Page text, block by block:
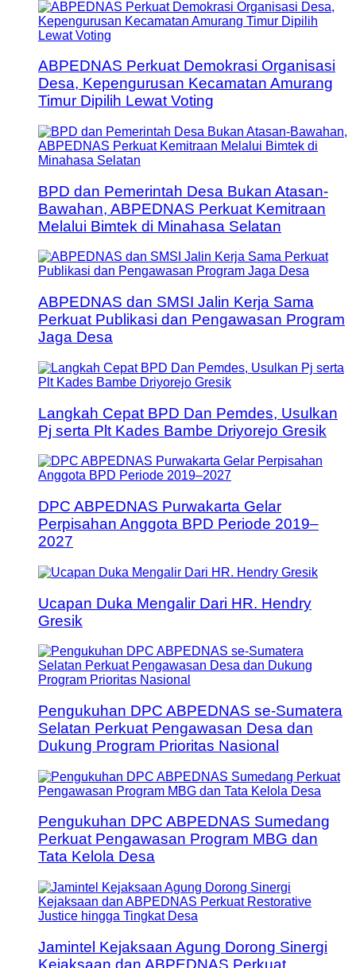
ABPEDNAS Perkuat Demokrasi Organisasi
Desa, Kepengurusan Kecamatan Amurang
Timur Dipilih Lewat Voting
BPD dan Pemerintah Desa Bukan Atasan-
Bawahan, ABPEDNAS Perkuat Kemitraan
Melalui Bimtek di Minahasa Selatan
ABPEDNAS dan SMSI Jalin Kerja Sama
Perkuat Publikasi dan Pengawasan Program
Jaga Desa
Langkah Cepat BPD Dan Pemdes, Usulkan
Pj serta Plt Kades Bambe Driyorejo Gresik
DPC ABPEDNAS Purwakarta Gelar
Perpisahan Anggota BPD Periode 2019–
2027
Ucapan Duka Mengalir Dari HR. Hendry
Gresik
Pengukuhan DPC ABPEDNAS se-Sumatera
Selatan Perkuat Pengawasan Desa dan
Dukung Program Prioritas Nasional
Pengukuhan DPC ABPEDNAS Sumedang
Perkuat Pengawasan Program MBG dan
Tata Kelola Desa
Jamintel Kejaksaan Agung Dorong Sinergi
Kejaksaan dan ABPEDNAS Perkuat